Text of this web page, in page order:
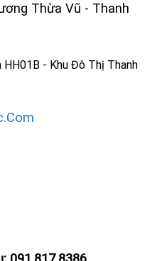
Thừa Vũ - Thanh
HH01B - Khu Đô Thị Thanh